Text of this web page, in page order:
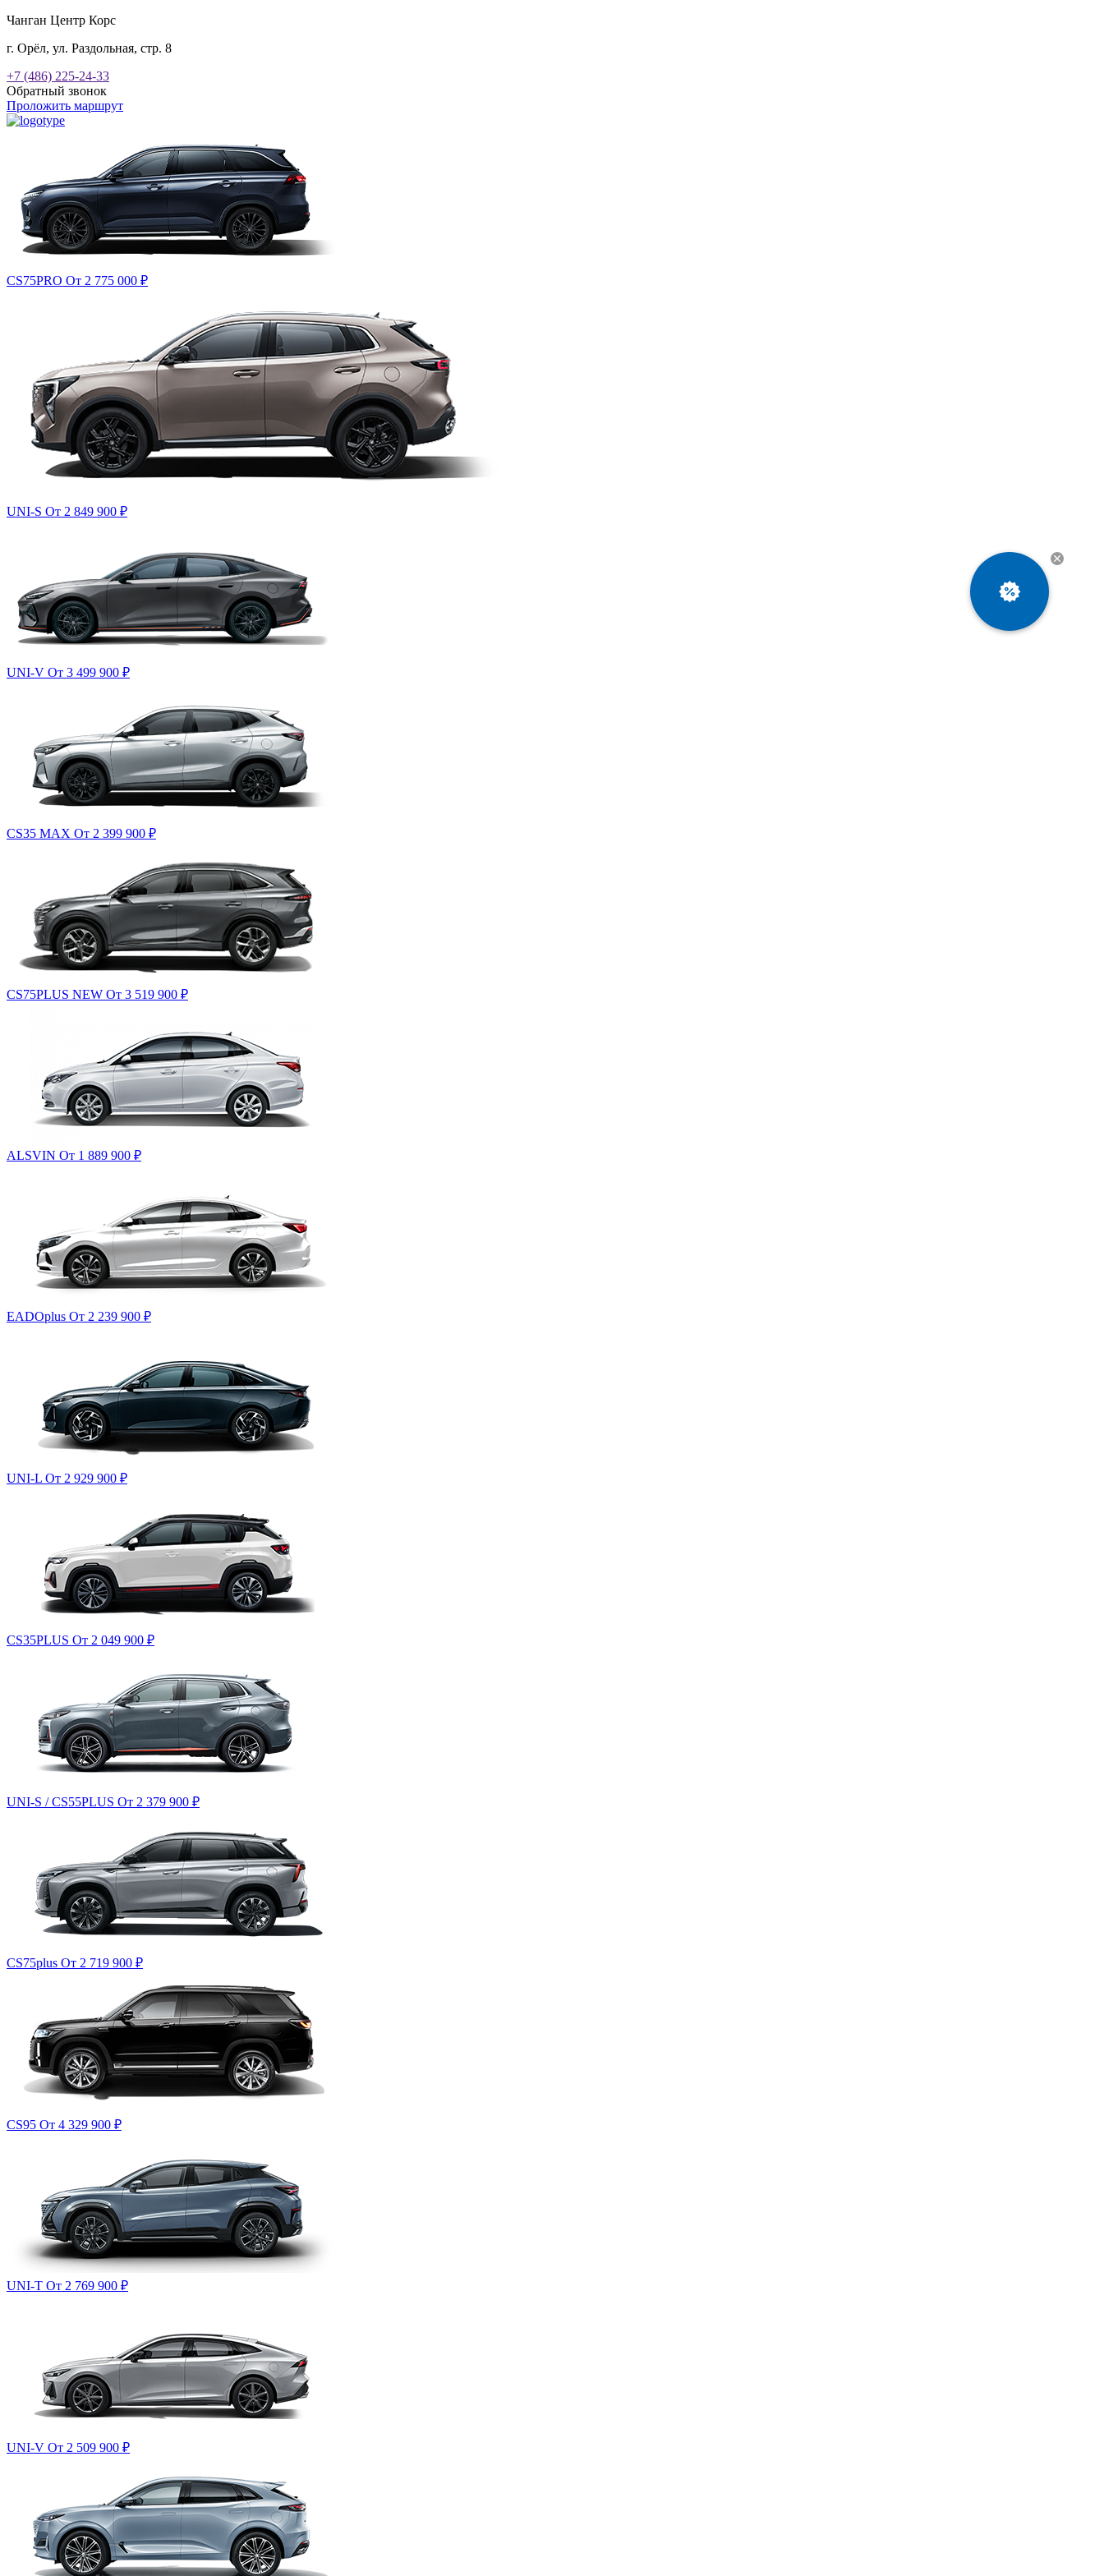
Чанган Центр Корс
г. Орёл, ул. Раздольная, стр. 8
+7 (486) 225-24-33
Обратный звонок
Проложить маршрут
CS75PRO От 2 775 000 ₽
UNI-S От 2 849 900 ₽
UNI-V От 3 499 900 ₽
CS35 MAX От 2 399 900 ₽
CS75PLUS NEW От 3 519 900 ₽
ALSVIN От 1 889 900 ₽
EADOplus От 2 239 900 ₽
UNI-L От 2 929 900 ₽
CS35PLUS От 2 049 900 ₽
UNI-S / CS55PLUS От 2 379 900 ₽
CS75plus От 2 719 900 ₽
CS95 От 4 329 900 ₽
UNI-T От 2 769 900 ₽
UNI-V От 2 509 900 ₽